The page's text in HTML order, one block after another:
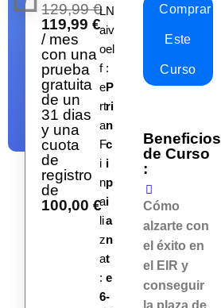
129,99€
119,99€
/ mes
con una
prueba
gratuita
de un
31 dias
y una
cuota
de
registro
de
100,00€
L
a
o
f
e
rt
a
F
i
n
a
li
z
a
:
6
N
iv
el
:
P
ri
n
c
i
p
i
a
n
t
e
-
Comprar
Este
Curso
Beneficios
de Curso
:
Cómo
alzarte con
el éxito en
el EIR y
conseguir
la plaza de